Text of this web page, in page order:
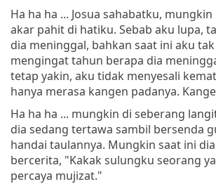
Ha ha ha ... Josua sahabatku,
akar pahit di hatiku. Sebab aku lupa,
dia meninggal, bahkan saat ini aku
mengingat tahun berapa dia
tetap yakin, aku tidak menyesali
hanya merasa kangen padanya.
Ha ha ha ... mungkin di seberang
dia sedang tertawa sambil bersenda
handai taulannya. Mungkin saat ini
bercerita, "Kakak sulungku seorang
percaya mujizat."